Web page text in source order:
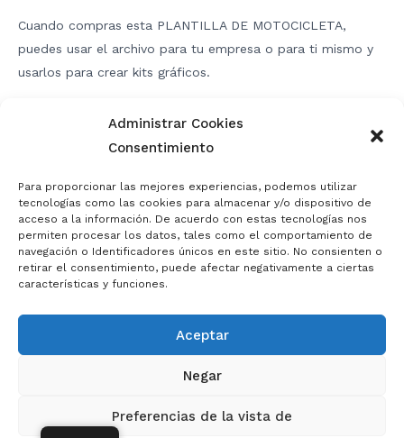
Administrar Cookies
Consentimiento
Para proporcionar las mejores experiencias, podemos utilizar
tecnologías como las cookies para almacenar y/o dispositivo de
acceso a la información. De acuerdo con estas tecnologías nos
permiten procesar los datos, tales como el comportamiento de
navegación o Identificadores únicos en este sitio. No consienten o
retirar el consentimiento, puede afectar negativamente a ciertas
características y funciones.
Aceptar
Negar
Preferencias de la vista de
Cuando compras esta PLANTILLA DE MOTOCICLETA,
puedes usar el archivo para tu empresa o para ti mismo y
usarlos para crear kits gráficos.
ARCHIVOS Y EN CASO DE QUE LO HAGA NOS RESERVAMOS
EL DERECHO DE INICIAR ACCIONES LEGALES CONTRA
USTED Y SU EMPRESA Y TAMBIÉN RESTRINGIR SU IP PARA
NO VOLVER A COMPRAR EN NUESTRO SITIO WEB.
Navegación
© 2026 Motorcycle Templates
Instagram info@motoprotemplates.com